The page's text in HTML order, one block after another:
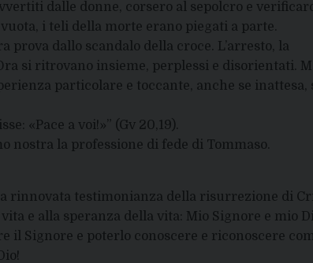
dalle donne, corsero al sepolcro e
i teli della morte erano piegati a parte.
prova dallo scandalo della croce. L’arresto, la
si ritrovano insieme, perplessi e disorientati.
particolare e toccante, anche se inattesa,
«Pace a voi!»” (Gv 20,19).
nostra la professione di fede di Tommaso.
rinnovata testimonianza della risurrezione di
e alla speranza della vita: Mio Signore e mio
il Signore e poterlo conoscere e riconoscere